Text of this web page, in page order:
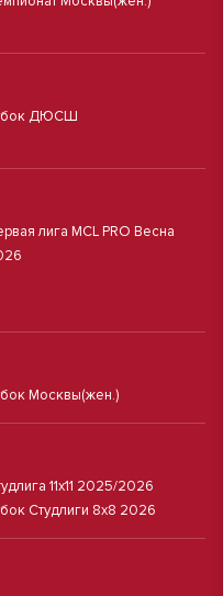
ДЮСШ
лига MCL PRO Весна
Москвы(жен.)
11х11 2025/2026
Студлиги 8х8 2026